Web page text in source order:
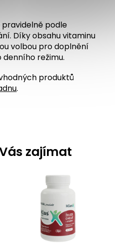
pravidelně podle
Díky obsahu vitaminu
volbou pro doplnění
režimu.
produktů
.
zajímat